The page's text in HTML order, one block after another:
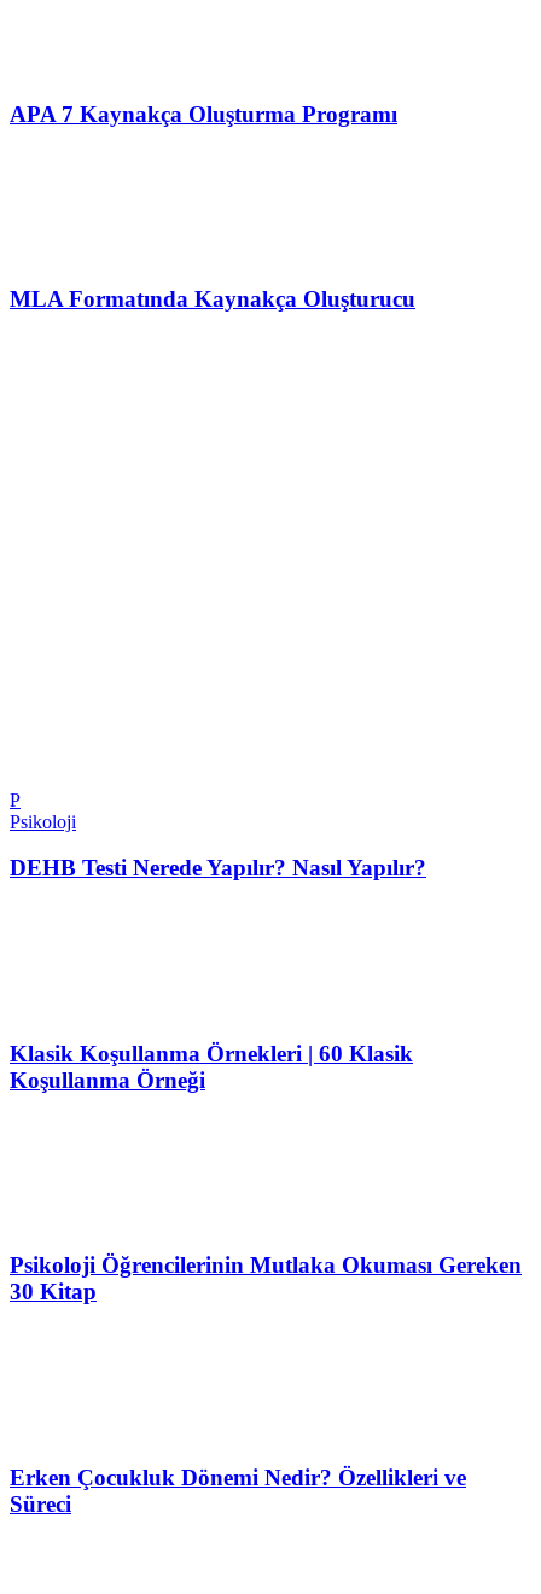
APA 7 Kaynakça Oluşturma Programı
MLA Formatında Kaynakça Oluşturucu
P
Psikoloji
DEHB Testi Nerede Yapılır? Nasıl Yapılır?
Klasik Koşullanma Örnekleri | 60 Klasik
Koşullanma Örneği
Psikoloji Öğrencilerinin Mutlaka Okuması Gereken
30 Kitap
Erken Çocukluk Dönemi Nedir? Özellikleri ve
Süreci